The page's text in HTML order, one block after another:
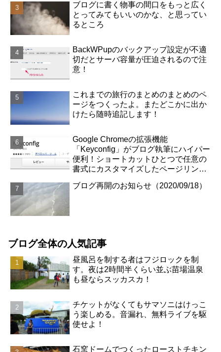
ブログに書く物事の間口をもっと広く
とってみてもいいのかな、と思ってい
るところ
BackWPupのバックアップ設定が不適
切だとサーバ容量が圧迫されるので注
意！
これまでの旅行のまとめのまとめのペ
ージをつくったよ。またどこかに出か
けたら随時追記します！
Google Chromeの拡張機能
「Keyconfig」がブログ執筆にハイパー
便利！ショートカットひとつで任意の
書式にカスタマイズしたページリンク
ブログ再開のお知らせ（2020/09/18）
ブログ全体の人気記事
昼風呂を制する者はフジロックを制
す。夜は2時間半くらい並ぶ苗場温泉
も昼ならスッカスカ！
チケットがなくてもサマソニはけっこ
う楽しめる。音漏れ、無料ライブを駆
使せよ！
石窯ドームでつくったローストチキン